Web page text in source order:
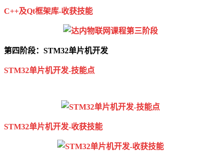
C++及Qt框架库-收获技能
第四阶段：STM32单片机开发
STM32单片机开发-技能点
STM32单片机开发-收获技能